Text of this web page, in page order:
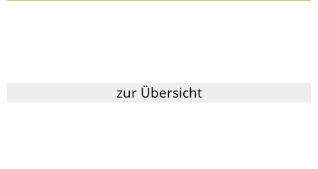
zur Übersicht